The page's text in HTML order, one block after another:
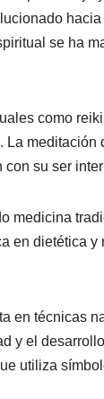
se ha
como
meditación
su ser
medicina
en dietética y
en técnicas
y el
utiliza